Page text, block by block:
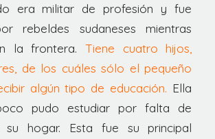
era militar de profesión y fue
rebeldes sudaneses mientras
la frontera.Tiene cuatro hijos,
de los cuáles sólo el pequeño
algún tipo de educación. Ella
pudo estudiar por falta de
su hogar. Esta fue su principal